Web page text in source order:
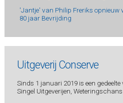
'Jantje' van Philip Freriks opnieuw
80 jaar Bevrijding
Uitgeverij Conserve
Sinds 1 januari 2019 is een
Singel Uitgeverijen,